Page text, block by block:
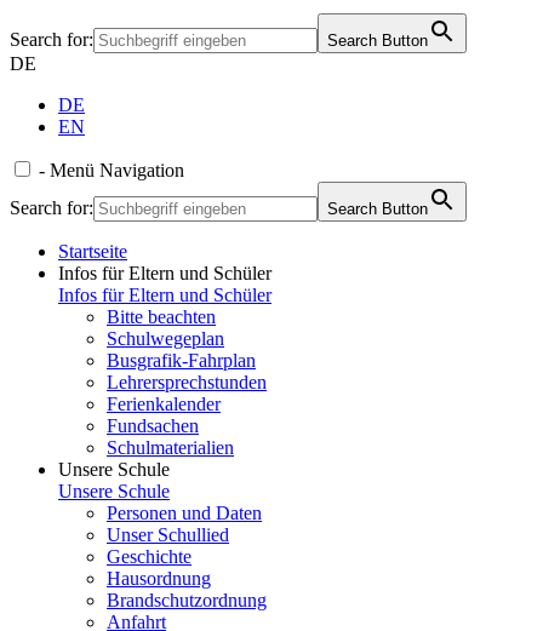
Search for: Search Button
DE
DE
EN
- Menü Navigation
Search for:
Search Button
Startseite
Infos für Eltern und Schüler
Infos für Eltern und Schüler
Bitte beachten
Schulwegeplan
Busgrafik-Fahrplan
Lehrersprechstunden
Ferienkalender
Fundsachen
Schulmaterialien
Unsere Schule
Unsere Schule
Personen und Daten
Unser Schullied
Geschichte
Hausordnung
Brandschutzordnung
Anfahrt